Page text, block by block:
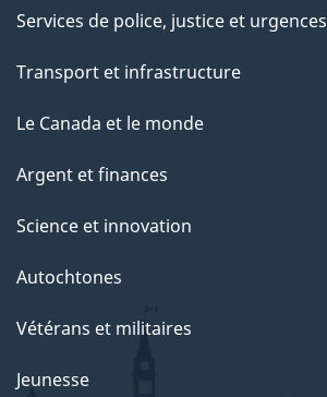
Services de police, justice et urgences
Transport et infrastructure
Le Canada et le monde
Argent et finances
Science et innovation
Autochtones
Vétérans et militaires
Jeunesse